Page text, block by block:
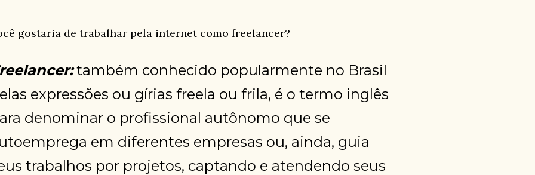
gostaria de trabalhar pela internet como freelancer?
também conhecido popularmente no Brasil
expressões ou gírias freela ou frila, é o termo inglês
denominar o profissional autônomo que se
em diferentes empresas ou, ainda, guia
trabalhos por projetos, captando e atendendo seus